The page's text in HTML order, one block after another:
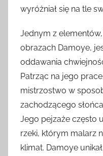
wyróżniał się na tle
Jednym z
obrazach Damoye,
oddawania
Patrząc na jego
mistrzostwo w
zachodzącego
Jego pejzaże często
rzeki, którym malarz
klimat. Damoye